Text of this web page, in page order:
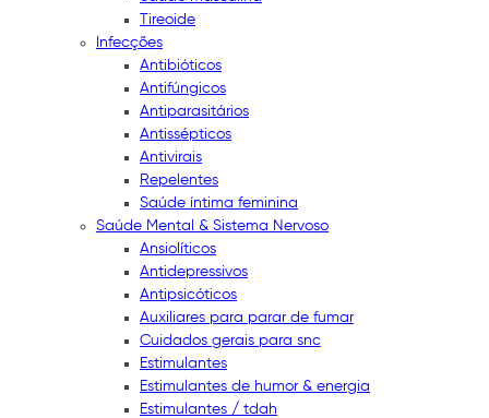
Tireoide
Infecções
Antibióticos
Antifúngicos
Antiparasitários
Antissépticos
Antivirais
Repelentes
Saúde íntima feminina
Saúde Mental & Sistema Nervoso
Ansiolíticos
Antidepressivos
Antipsicóticos
Auxiliares para parar de fumar
Cuidados gerais para snc
Estimulantes
Estimulantes de humor & energia
Estimulantes / tdah